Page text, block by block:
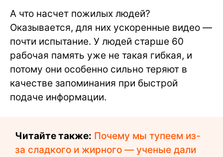
А что насчет пожилых людей?
Оказывается, для них ускоренные видео —
почти испытание. У людей старше 60
рабочая память уже не такая гибкая, и
потому они особенно сильно теряют в
качестве запоминания при быстрой
подаче информации.
Читайте также: Почему мы тупеем из-
за сладкого и жирного — ученые дали